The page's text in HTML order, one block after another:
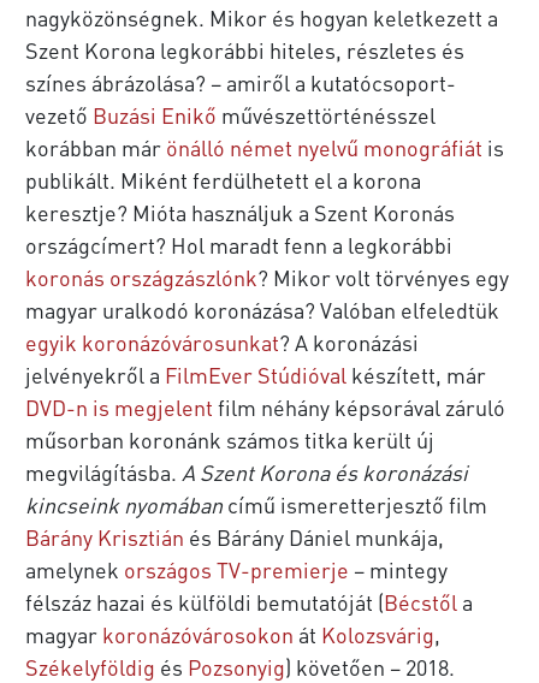
nagyközönségnek. Mikor és hogyan keletkezett a
Szent Korona legkorábbi hiteles, részletes és
színes ábrázolása? – amiről a kutatócsoport-
vezető Buzási Enikő művészettörténésszel
korábban már önálló német nyelvű monográfiát is
publikált. Miként ferdülhetett el a korona
keresztje? Mióta használjuk a Szent Koronás
országcímert? Hol maradt fenn a legkorábbi
koronás országzászlónk? Mikor volt törvényes egy
magyar uralkodó koronázása? Valóban elfeledtük
egyik koronázóvárosunkat? A koronázási
jelvényekről a FilmEver Stúdióval készített, már
DVD-n is megjelent film néhány képsorával záruló
műsorban koronánk számos titka került új
megvilágításba. A Szent Korona és koronázási
kincseink nyomában című ismeretterjesztő film
Bárány Krisztián és Bárány Dániel munkája,
amelynek országos TV-premierje – mintegy
félszáz hazai és külföldi bemutatóját (Bécstől a
magyar koronázóvárosokon át Kolozsvárig,
Székelyföldig és Pozsonyig) követően – 2018.